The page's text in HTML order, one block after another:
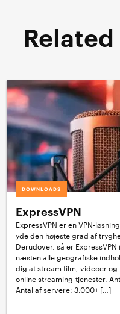
DOWNLOADS
ExpressVPN
ExpressVPN er en VPN-
yde den højeste grad af
Derudover, så er
næsten alle geografiske
dig at stream film, videoer
online streaming-tjenester.
Antal af servere: 3.000+ […]